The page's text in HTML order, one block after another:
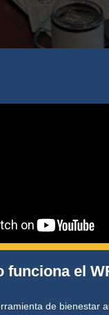
funciona el
de bienestar